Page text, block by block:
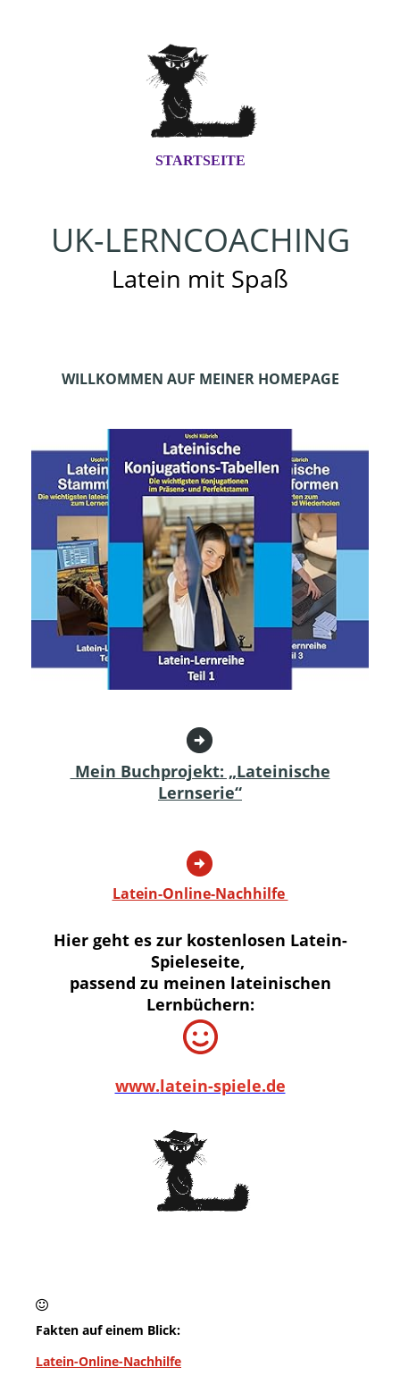
STARTSEITE
UK-LERNCOACHING
Latein mit Spaß
WILLKOMMEN AUF MEINER HOMEPAGE
Mein Buchprojekt: „Lateinische
Lernserie“
Latein-Online-Nachhilfe
Hier geht es zur kostenlosen Latein-
Spieleseite,
passend zu meinen lateinischen
Lernbüchern:
www.latein-spiele.de
Fakten auf einem Blick:
Latein-Online-Nachhilfe